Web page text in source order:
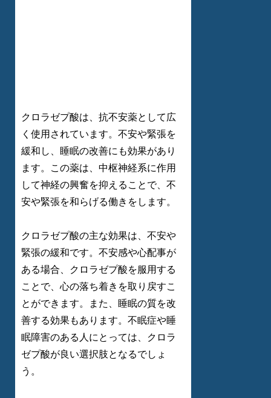
クロラゼプ酸は、抗不安薬として広
く使用されています。不安や緊張を
緩和し、睡眠の改善にも効果があり
ます。この薬は、中枢神経系に作用
して神経の興奮を抑えることで、不
安や緊張を和らげる働きをします。
クロラゼプ酸の主な効果は、不安や
緊張の緩和です。不安感や心配事が
ある場合、クロラゼプ酸を服用する
ことで、心の落ち着きを取り戻すこ
とができます。また、睡眠の質を改
善する効果もあります。不眠症や睡
眠障害のある人にとっては、クロラ
ゼプ酸が良い選択肢となるでしょ
う。